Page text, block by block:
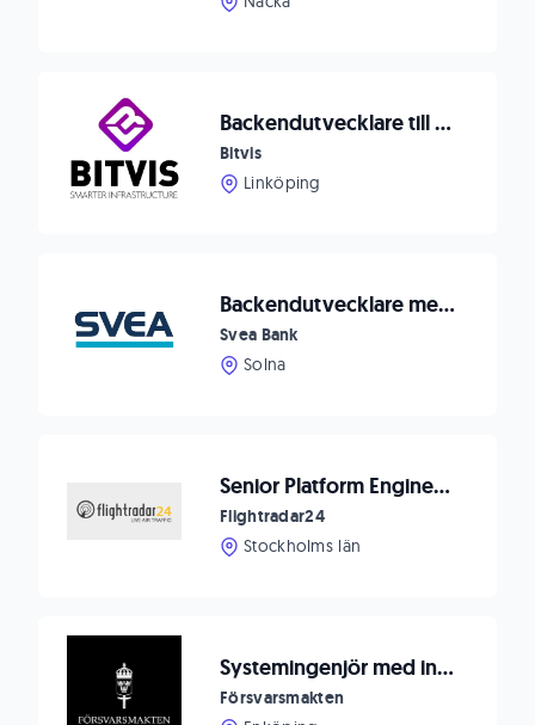
Backendutvecklare till Bitvis
Bitvis
Linköping
Backendutvecklare med frontenderfarenhet till Svea Bank
Svea Bank
Solna
Senior Platform Engineer (Backend + Data Engineering)
Flightradar24
Stockholms län
Systemingenjör med inriktning AI Platform- och backendutvecklare
Försvarsmakten